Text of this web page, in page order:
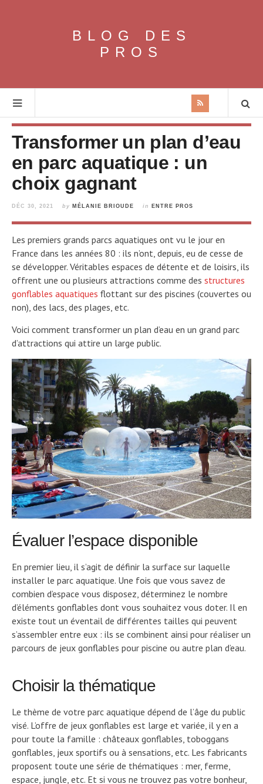
BLOG DES
PROS
Transformer un plan d’eau
en parc aquatique : un
choix gagnant
DÉC 30, 2021 by MÉLANIE BRIOUDE in ENTRE PROS
Les premiers grands parcs aquatiques ont vu le jour en
France dans les années 80 : ils n’ont, depuis, eu de cesse de
se développer. Véritables espaces de détente et de loisirs, ils
offrent une ou plusieurs attractions comme des structures
gonflables aquatiques flottant sur des piscines (couvertes ou
non), des lacs, des plages, etc.
Voici comment transformer un plan d’eau en un grand parc
d’attractions qui attire un large public.
Évaluer l’espace disponible
En premier lieu, il s’agit de définir la surface sur laquelle
installer le parc aquatique. Une fois que vous savez de
combien d’espace vous disposez, déterminez le nombre
d’éléments gonflables dont vous souhaitez vous doter. Il en
existe tout un éventail de différentes tailles qui peuvent
s’assembler entre eux : ils se combinent ainsi pour réaliser un
parcours de jeux gonflables pour piscine ou autre plan d’eau.
Choisir la thématique
Le thème de votre parc aquatique dépend de l’âge du public
visé. L’offre de jeux gonflables est large et variée, il y en a
pour toute la famille : châteaux gonflables, toboggans
gonflables, jeux sportifs ou à sensations, etc. Les fabricants
proposent toute une série de thématiques : mer, ferme,
espace, jungle, etc. Et si vous ne trouvez pas votre bonheur,